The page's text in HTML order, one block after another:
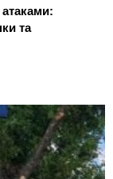
та